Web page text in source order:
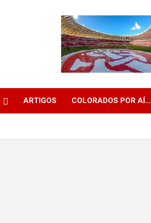
ARTIGOS COLORADOS POR AÍ…